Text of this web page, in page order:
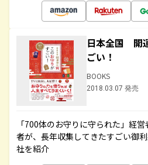
日本全国 開
ごい！
BOOKS
2018.03.07 発売
「700体のお守りに守られた」経
者が、長年収集してきたすごい御
社を紹介